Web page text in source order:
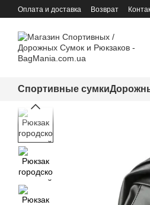
Перейти к основному контенту
Оплата и доставка Возврат
Спортивные сумки